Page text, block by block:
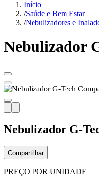
Início
/Saúde e Bem Estar
/Nebulizadores e
Nebulizador
Nebulizador G-
Compartilhar
PREÇO POR UNIDADE